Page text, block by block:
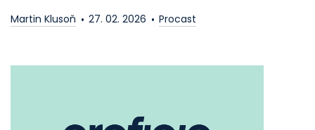
Martin Klusoň 27. 02. 2026 Procast